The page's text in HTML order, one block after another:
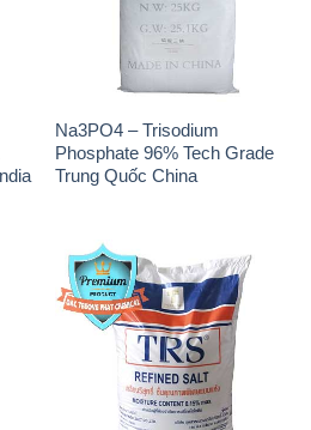
Na3PO4 – Trisodium
Phosphate 96% Tech Grade
Trung Quốc China